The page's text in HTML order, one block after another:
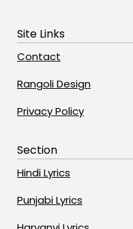
Site Links
Contact
Rangoli Design
Privacy Policy
Section
Hindi Lyrics
Punjabi Lyrics